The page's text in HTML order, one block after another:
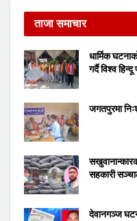
ताजा समाचार
धार्मिक
गर्दै विश्व हिन्दू
जगतपुरमा
सहकारी
देवानगञ्ज